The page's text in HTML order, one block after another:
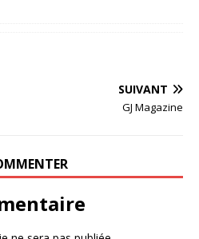
SUIVANT
GJ Magazine